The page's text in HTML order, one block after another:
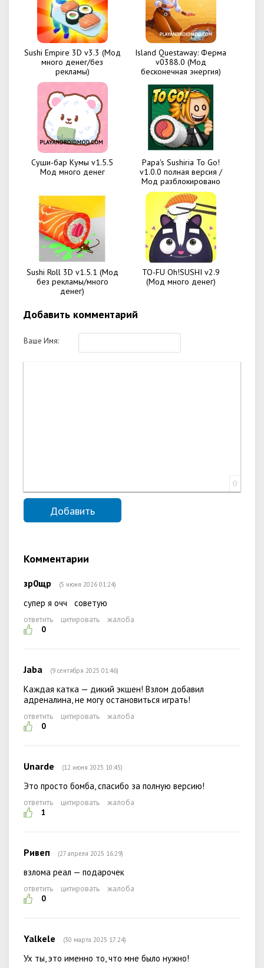
Sushi Empire 3D v3.3 (Мод
много денег/без
рекламы)
Island Questaway: Ферма
v0388.0 (Мод
бесконечная энергия)
Суши-бар Кумы v1.5.5
Мод много денег
Papa's Sushiria To Go!
v1.0.0 полная версия /
Мод разблокировано
Sushi Roll 3D v1.5.1 (Мод
без рекламы/много
денег)
TO-FU Oh!SUSHI v2.9
(Мод много денег)
Добавить комментарий
Ваше Имя:
0
Комментарии
зр0щр (5 июня 2026 01:24)
супер я очч советую
ответить цитировать
жалоба
0
Jaba (9 сентября 2025 01:46)
Каждая катка — дикий экшен! Взлом добавил
адреналина, не могу остановиться играть!
ответить цитировать
жалоба
0
Unarde (12 июня 2025 10:45)
Это просто бомба, спасибо за полную версию!
ответить цитировать
жалоба
1
Ривеп (27 апреля 2025 16:29)
взлома реал — подарочек
ответить цитировать
жалоба
0
Yalkele (30 марта 2025 17:24)
Ух ты, это именно то, что мне было нужно!